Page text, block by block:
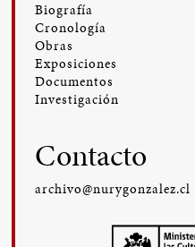
Biografía
Cronología
Obras
Exposiciones
Documentos
Investigación
Contacto
archivo@nurygonzalez.cl